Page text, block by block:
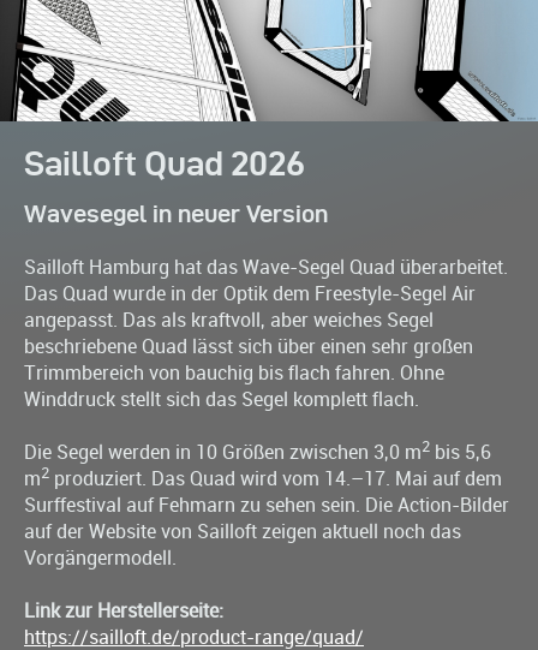
Sailloft Quad 2026
Wavesegel in neuer Version
Sailloft Hamburg hat das Wave-Segel Quad überarbeitet.
Das Quad wurde in der Optik dem Freestyle-Segel Air
angepasst. Das als kraftvoll, aber weiches Segel
beschriebene Quad lässt sich über einen sehr großen
Trimmbereich von bauchig bis flach fahren. Ohne
Winddruck stellt sich das Segel komplett flach.
Die Segel werden in 10 Größen zwischen 3,0 m2 bis 5,6
m2 produziert. Das Quad wird vom 14.–17. Mai auf dem
Surffestival auf Fehmarn zu sehen sein. Die Action-Bilder
auf der Website von Sailloft zeigen aktuell noch das
Vorgängermodell.
Link zur Herstellerseite:
https://sailloft.de/product-range/quad/